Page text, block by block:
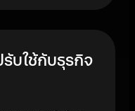
รับใช้กับธุรกิจ